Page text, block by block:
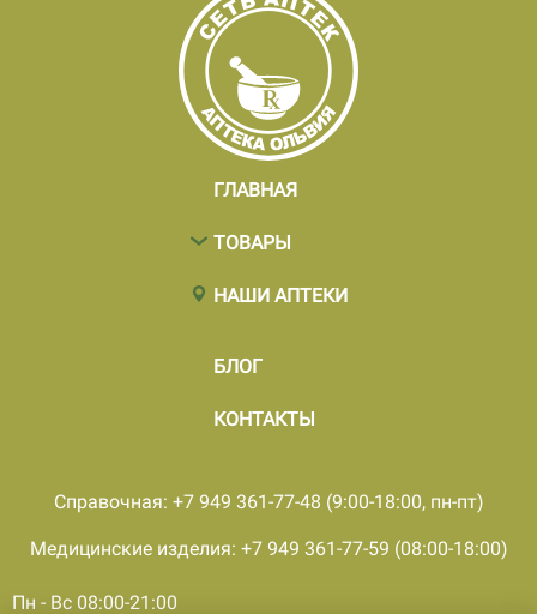
ГЛАВНАЯ
ТОВАРЫ
НАШИ АПТЕКИ
БЛОГ
КОНТАКТЫ
Пн - Вс 08:00-21:00
Справочная: +7 949 361-77-48 (9:00-18:00, пн-пт)
Медицинские изделия: +7 949 361-77-59 (08:00-18:00)